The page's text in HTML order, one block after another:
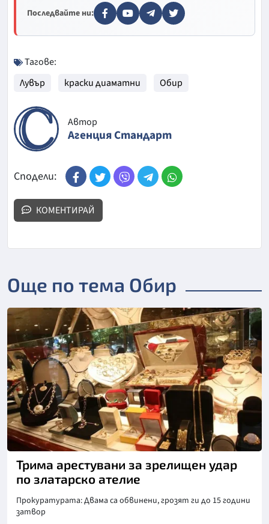
Последвайте ни:
Тагове:
Лувър
краски диаматни Обир
Автор
Агенция Стандарт
Сподели:
КОМЕНТИРАЙ
Още по тема Обир
Трима арестувани за зрелищен удар
по златарско ателие
Прокуратурата: Двама са обвинени, грозят ги до 15 години
затвор